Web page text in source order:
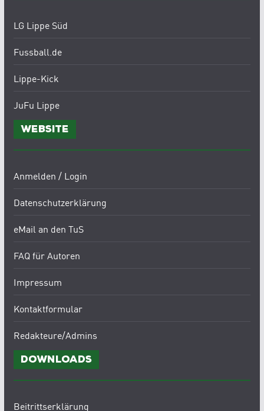
LG Lippe Süd
Fussball.de
Lippe-Kick
JuFu Lippe
Website
Anmelden / Login
Datenschutzerklärung
eMail an den TuS
FAQ für Autoren
Impressum
Kontaktformular
Redakteure/Admins
Downloads
Beitrittserklärung